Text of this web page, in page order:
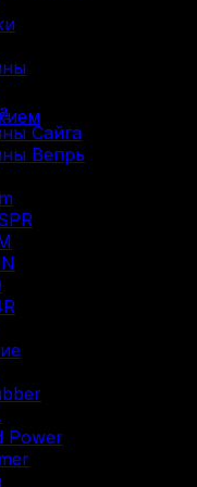
Сайга
Вепрь
Power